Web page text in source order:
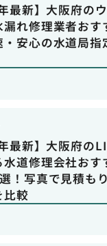
最新】大阪府の
漏れ修理業者おす
・安心の水道局指
最新】大阪府の
水道修理会社おす
！写真で見積も
比較